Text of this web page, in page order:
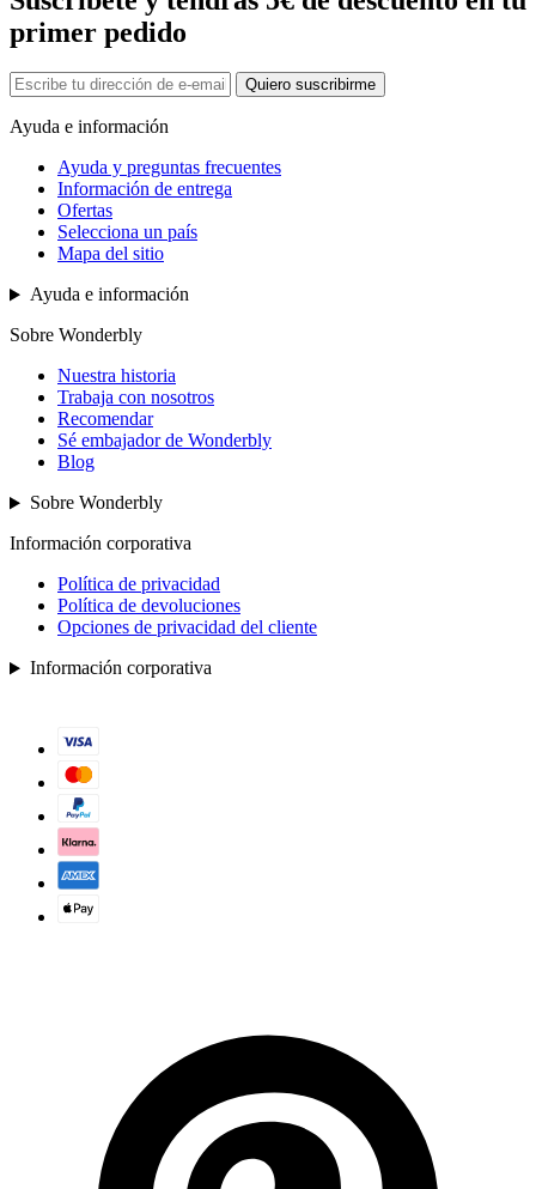
primer pedido
Quiero suscribirme
Ayuda e información
Ayuda y preguntas frecuentes
Información de entrega
Ofertas
Selecciona un país
Mapa del sitio
Ayuda e información
Sobre Wonderbly
Nuestra historia
Trabaja con nosotros
Recomendar
Sé embajador de Wonderbly
Blog
Sobre Wonderbly
Información corporativa
Política de privacidad
Política de devoluciones
Opciones de privacidad del cliente
Información corporativa